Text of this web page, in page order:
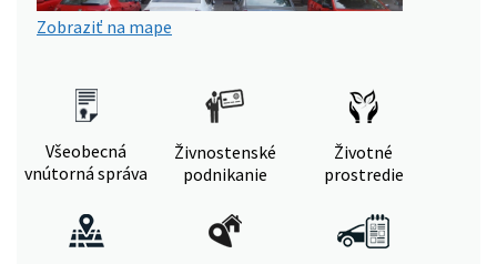
Zobraziť na mape
Všeobecná
vnútorná správa
Živnostenské
podnikanie
Životné
prostredie